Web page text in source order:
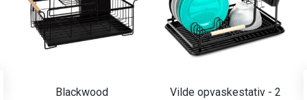
Blackwood
Vilde opvaskestativ - 2